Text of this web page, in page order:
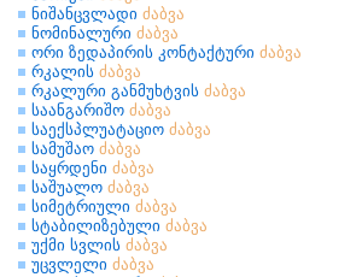
ნიშანცვლადი ძაბვა
ნომინალური ძაბვა
ორი ზედაპირის კონტაქტური ძაბვა
რკალის ძაბვა
რკალური განმუხტვის ძაბვა
საანგარიშო ძაბვა
საექსპლუატაციო ძაბვა
სამუშაო ძაბვა
საყრდენი ძაბვა
საშუალო ძაბვა
სიმეტრიული ძაბვა
სტაბილიზებული ძაბვა
უქმი სვლის ძაბვა
უცვლელი ძაბვა